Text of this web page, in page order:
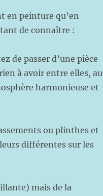
en peinture qu’en
de connaître :
de passer d’une pièce
à avoir entre elles, au
harmonieuse et
ou plinthes et
différentes sur les
mais de la